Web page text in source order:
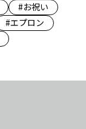
#お祝い
#エプロン